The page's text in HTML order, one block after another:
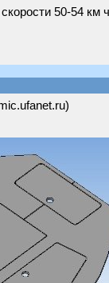
50-54